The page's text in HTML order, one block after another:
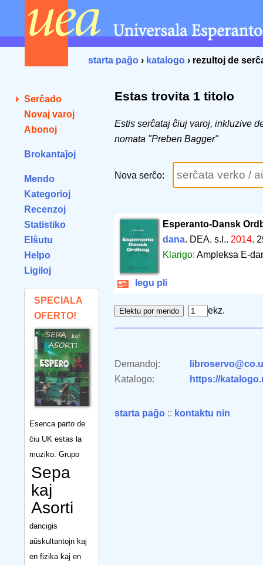
starta paĝo › katalogo › rezultoj de
Serĉado
Novaj varoj
Abonoj
Brokantaĵoj
Mendo
Kategorioj
Recenzoj
Statistiko
Elŝutu
Helpo
Ligiloj
SPECIALA
OFERTO!
Esenca parto de
ĉiu UK estas la
muziko. Grupo
Sepa
kaj
Asorti
dancigis
aŭskultantojn kaj
en fizika kaj en
Estas trovita 1 titolo
Estis serĉataj ĉiuj varoj, inkluzive
nomata "Preben Bagger"
Nova serĉo:
Esperanto-Dansk
dana. DEA. s.l.. 2014.
Klarigo: Ampleksa E-
legu pli
ekz.
Demandoj:
Katalogo:
https://
starta paĝo :: kontaktu nin